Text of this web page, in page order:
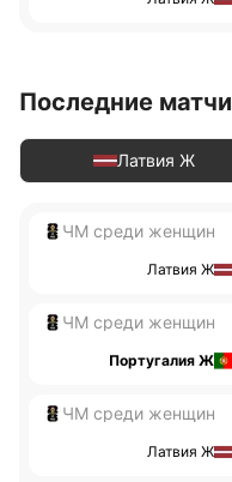
Последние матчи
Латвия Ж
ЧМ среди женщин
Латвия Ж
ЧМ среди женщин
Португалия Ж
ЧМ среди женщин
Латвия Ж